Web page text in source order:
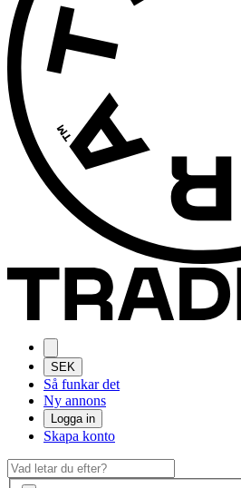
SEK
Så funkar det
Ny annons
Logga in
Skapa konto